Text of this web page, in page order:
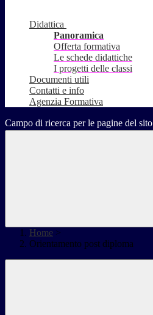
Didattica
Panoramica
Offerta formativa
Le schede didattiche
I progetti delle classi
Documenti utili
Contatti e info
Agenzia Formativa
Campo di ricerca per le pagine del sito
Home >
Orientamento post diploma